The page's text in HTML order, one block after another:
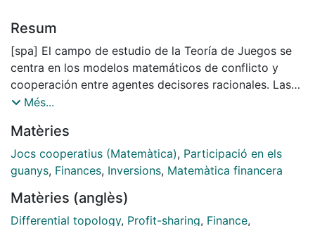
Resum
[spa] El campo de estudio de la Teoría de Juegos se
centra en los modelos matemáticos de conflicto y
cooperación entre agentes decisores racionales. Las
situaciones y problemas que analiza surgen de la
agentes y de su repercusión sobre la utilidad de cada
uno de ellos (repercusiones de tipo económico, de
poder o, simplemente, de satisfacción). Este
importante para la Teoría de Juegos sea la Economía
y, en general, las Ciencias Sociales.Las decisiones y
Més...
Matèries
Jocs cooperatius (Matemàtica), Participació en els
guanys, Finances, Inversions, Matemàtica financera
Matèries (anglès)
Differential topology, Profit-sharing, Finance,